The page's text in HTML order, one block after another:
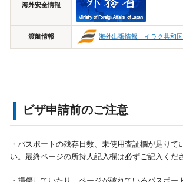
海外安全情報
渡航情報 海外出張情報｜イラク共和国
ビザ申請前のご注意
・パスポートの残存日数、未使用査証欄が足りて
い。最終ページの所持人記入欄は必ずご記入くだ